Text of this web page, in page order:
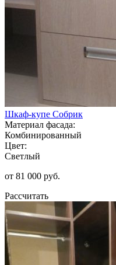
Шкаф-купе Собрик
Материал фасада:
Комбинированный
Цвет:
Светлый
от 81 000 руб.
Рассчитать